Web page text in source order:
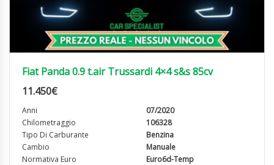
Fiat Panda 0.9 t.air Trussardi 4×4 s&s 85cv
11.450€
Anni
07/2020
Chilometraggio
106328
Tipo Di Carburante
Benzina
Cambio
Manuale
Normativa Euro
Euro6d-Temp